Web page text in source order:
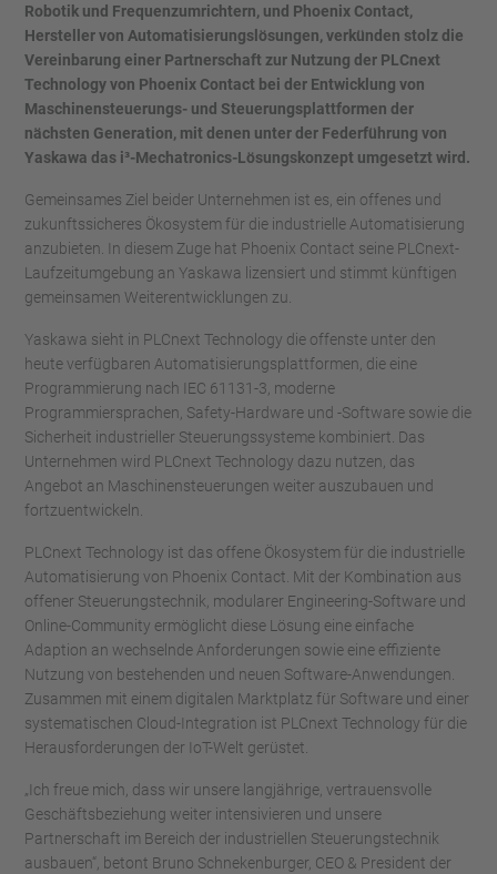
Robotik und Frequenzumrichtern, und Phoenix Contact,
Hersteller von Automatisierungslösungen, verkünden stolz die
Vereinbarung einer Partnerschaft zur Nutzung der PLCnext
Technology von Phoenix Contact bei der Entwicklung von
Maschinensteuerungs- und Steuerungsplattformen der
nächsten Generation, mit denen unter der Federführung von
Yaskawa das i³-Mechatronics-Lösungskonzept umgesetzt wird.
Gemeinsames Ziel beider Unternehmen ist es, ein offenes und
zukunftssicheres Ökosystem für die industrielle Automatisierung
anzubieten. In diesem Zuge hat Phoenix Contact seine PLCnext-
Laufzeitumgebung an Yaskawa lizensiert und stimmt künftigen
gemeinsamen Weiterentwicklungen zu.
Yaskawa sieht in PLCnext Technology die offenste unter den
heute verfügbaren Automatisierungsplattformen, die eine
Programmierung nach IEC 61131-3, moderne
Programmiersprachen, Safety-Hardware und -Software sowie die
Sicherheit industrieller Steuerungssysteme kombiniert. Das
Unternehmen wird PLCnext Technology dazu nutzen, das
Angebot an Maschinensteuerungen weiter auszubauen und
fortzuentwickeln.
PLCnext Technology ist das offene Ökosystem für die industrielle
Automatisierung von Phoenix Contact. Mit der Kombination aus
offener Steuerungstechnik, modularer Engineering-Software und
Online-Community ermöglicht diese Lösung eine einfache
Adaption an wechselnde Anforderungen sowie eine effiziente
Nutzung von bestehenden und neuen Software-Anwendungen.
Zusammen mit einem digitalen Marktplatz für Software und einer
systematischen Cloud-Integration ist PLCnext Technology für die
Herausforderungen der IoT-Welt gerüstet.
„Ich freue mich, dass wir unsere langjährige, vertrauensvolle
Geschäftsbeziehung weiter intensivieren und unsere
Partnerschaft im Bereich der industriellen Steuerungstechnik
ausbauen“, betont Bruno Schnekenburger, CEO & President der